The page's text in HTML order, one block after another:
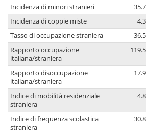
Incidenza di minori stranieri
35.7
Incidenza di coppie miste
4.3
Tasso di occupazione straniera
36.5
Rapporto occupazione
italiana/straniera
119.5
Rapporto disoccupazione
italiana/straniera
17.9
Indice di mobilità residenziale
straniera
4.8
Indice di frequenza scolastica
straniera
30.8